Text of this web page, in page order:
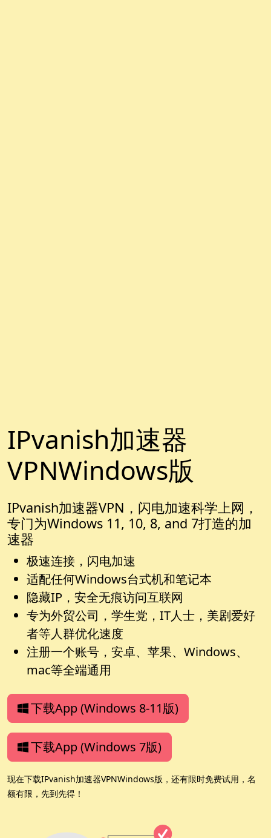
IPvanish加速器
VPNWindows版
IPvanish加速器VPN，闪电加速科学上网，
专门为Windows 11, 10, 8, and 7打造的加
速器
极速连接，闪电加速
适配任何Windows台式机和笔记本
隐藏IP，安全无痕访问互联网
专为外贸公司，学生党，IT人士，美剧爱好
者等人群优化速度
注册一个账号，安卓、苹果、Windows、
mac等全端通用
下载App (Windows 8-11版)
下载App (Windows 7版)
现在下载IPvanish加速器VPNWindows版，还有限时免费试用，名
额有限，先到先得！